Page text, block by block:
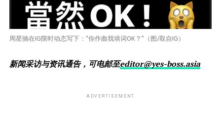
周星驰在IG限时动态写下：“你作曲我填词OK？”（图/取自IG）
新闻采访与资讯通告，可电邮至editor@yes-boss.asia
ADVERTISEMENT